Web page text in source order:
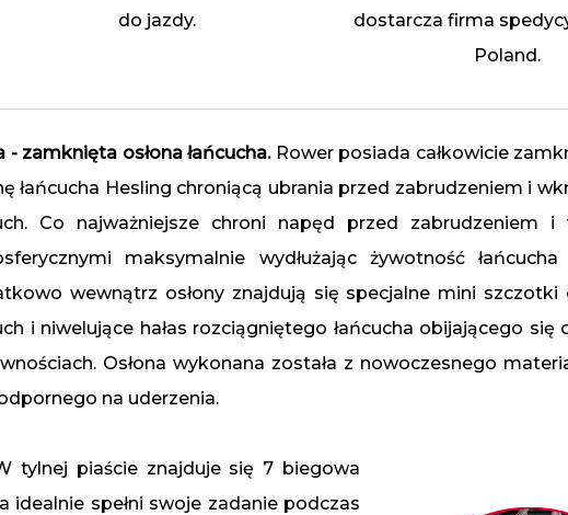
do jazdy.
dostarcza firma
Poland.
- zamknięta osłona łańcucha. Rower posiada całkowicie
łańcucha Hesling chroniącą ubrania przed zabrudzeniem i
Co najważniejsze chroni napęd przed zabrudzeniem i
maksymalnie wydłużając żywotność
wewnątrz osłony znajdują się specjalne mini szczotki
i niwelujące hałas rozciągniętego łańcucha obijającego się
Osłona wykonana została z nowoczesnego
na uderzenia.
tylnej piaście znajduje się 7 biegowa
idealnie spełni swoje zadanie podczas